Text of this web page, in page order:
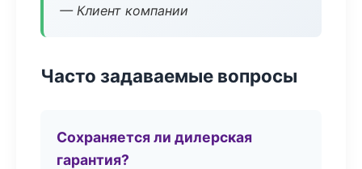
— Клиент компании
Часто задаваемые вопросы
Сохраняется ли дилерская
гарантия?